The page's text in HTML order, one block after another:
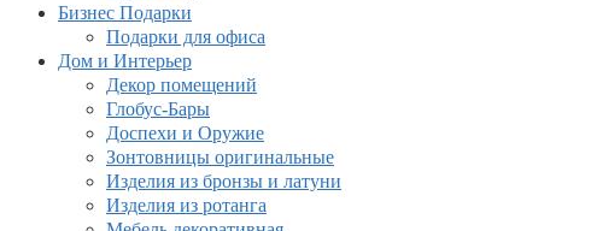
Бизнес Подарки
Подарки для офиса
Дом и Интерьер
Декор помещений
Глобус-Бары
Доспехи и Оружие
Зонтовницы оригинальные
Изделия из бронзы и латуни
Изделия из ротанга